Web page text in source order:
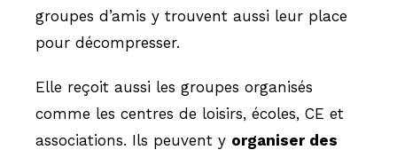
groupes d’amis y trouvent aussi leur place
pour décompresser.
Elle reçoit aussi les groupes organisés
comme les centres de loisirs, écoles, CE et
associations. Ils peuvent y organiser des